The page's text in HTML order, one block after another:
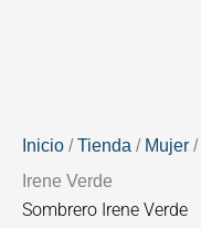
Inicio /Tienda / Mujer /
Irene Verde
Sombrero Irene Verde